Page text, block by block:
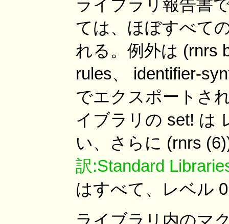
ライブラリ報告書
ては、ほぼすべて
れる。例外は (rnrs
rules、 identifier-
でエクスポートさ
イブラリの set! は
い、さらに (rnrs
訳:Standard
はすべて、レベル
ライブラリ内のマ